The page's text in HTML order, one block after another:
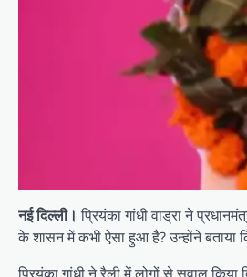
नई दिल्ली। प्रियंका गांधी वाड्रा ने
के शासन में कभी ऐसा हुआ है? उन्होंने बताया